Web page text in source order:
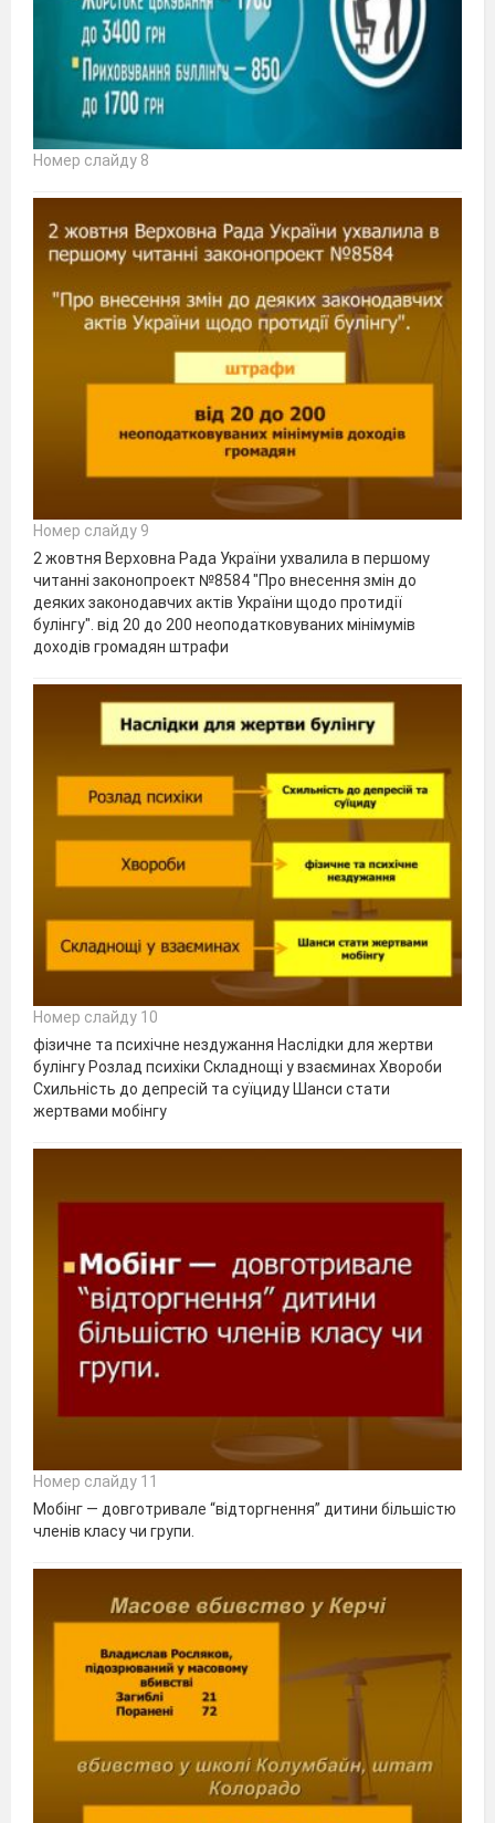
Номер слайду 8
Номер слайду 9
2 жовтня Верховна Рада України ухвалила в першому
читанні законопроект №8584 "Про внесення змін до
деяких законодавчих актів України щодо протидії
булінгу". від 20 до 200 неоподатковуваних мінімумів
доходів громадян штрафи
Номер слайду 10
фізичне та психічне нездужання Наслідки для жертви
булінгу Розлад психіки Складнощі у взаєминах Хвороби
Схильність до депресій та суїциду Шанси стати
жертвами мобінгу
Номер слайду 11
Мобінг — довготривале “відторгнення” дитини більшістю
членів класу чи групи.